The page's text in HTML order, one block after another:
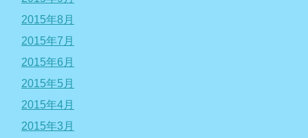
2015年8月
2015年7月
2015年6月
2015年5月
2015年4月
2015年3月